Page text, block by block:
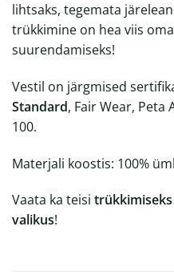
lihtsaks, tegemata
trükkimine on hea viis
suurendamiseks!
Vestil on järgmised
Standard, Fair Wear, Peta
100.
Materjali koostis: 100%
Vaata ka teisi
valikus!